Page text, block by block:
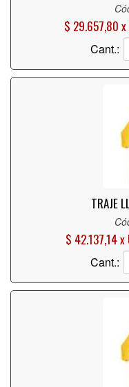
$ 29.657,80 x
Cant.:
TRAJE
$ 42.137,14 x
Cant.: